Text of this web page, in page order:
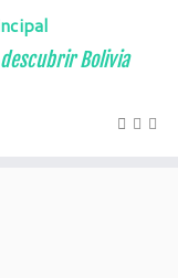
Bolivia